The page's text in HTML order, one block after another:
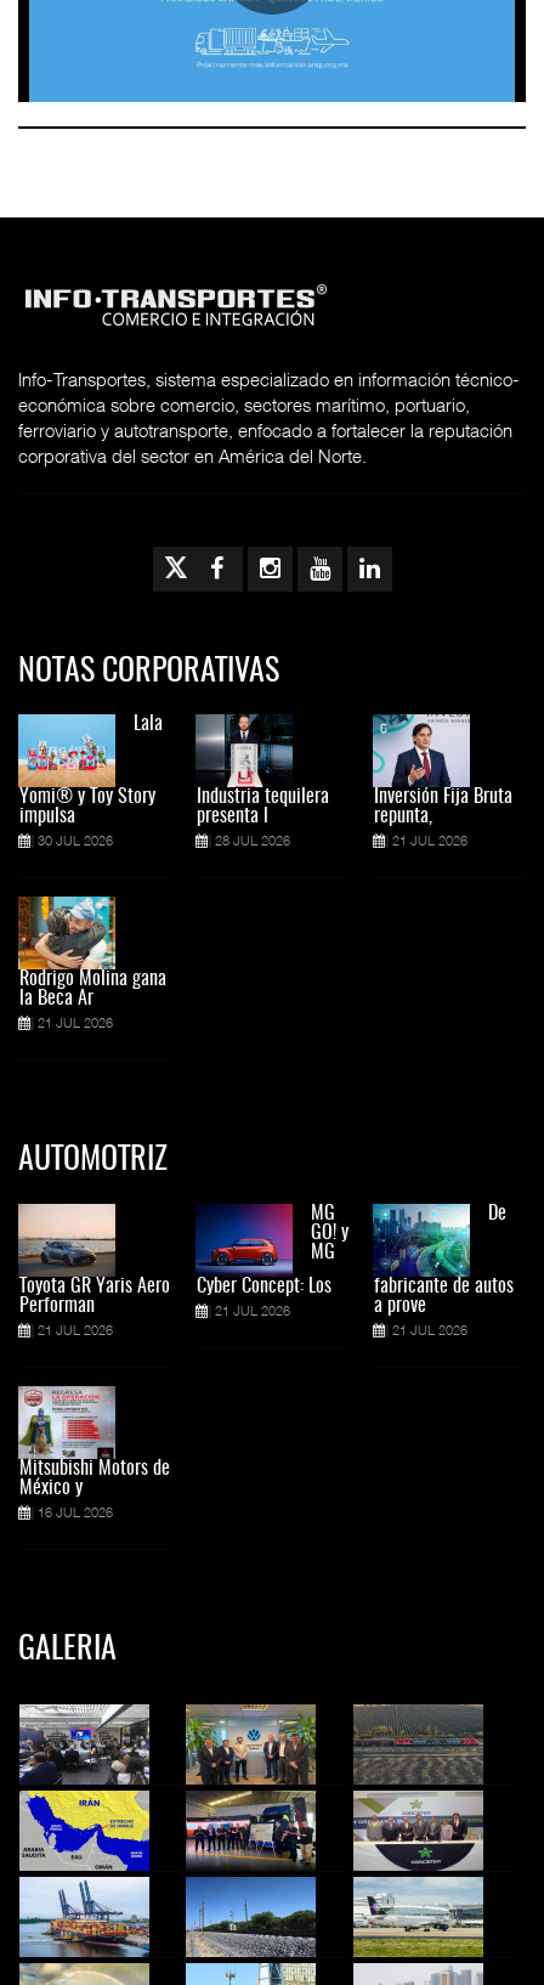
Info-Transportes, sistema especializado en información técnico-
económica sobre comercio, sectores marítimo, portuario,
ferroviario y autotransporte, enfocado a fortalecer la reputación
corporativa del sector en América del Norte.
NOTAS CORPORATIVAS
Lala
Yomi® y Toy Story
impulsa
30 JUL 2026
Rodrigo Molina gana
la Beca Ar
21 JUL 2026
Industria tequilera
presenta l
28 JUL 2026
Inversión Fija Bruta
repunta,
21 JUL 2026
AUTOMOTRIZ
Toyota GR Yaris Aero
Performan
21 JUL 2026
Mitsubishi Motors de
México y
16 JUL 2026
MG
GO! y
MG
Cyber Concept: Los
21 JUL 2026
De
fabricante de autos
a prove
21 JUL 2026
GALERIA